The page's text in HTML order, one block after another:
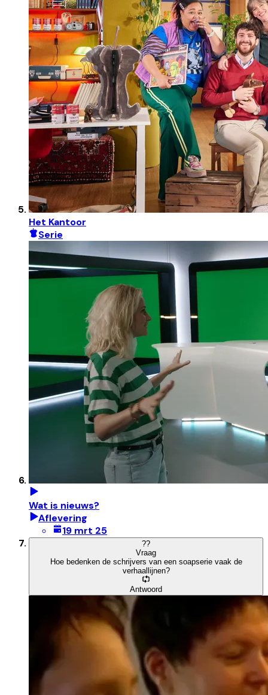
Het Kantoor
Serie
Wat is nieuws?
Aflevering
19 mrt 25
??
Vraag
Hoe bedenken de schrijvers van een soapserie vaak de
verhaallijnen?
Antwoord